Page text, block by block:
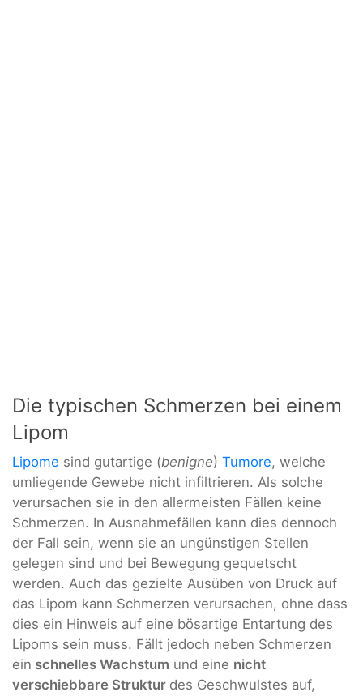
Die typischen Schmerzen bei einem
Lipom
Lipome sind gutartige (benigne) Tumore, welche
umliegende Gewebe nicht infiltrieren. Als solche
verursachen sie in den allermeisten Fällen keine
Schmerzen. In Ausnahmefällen kann dies dennoch
der Fall sein, wenn sie an ungünstigen Stellen
gelegen sind und bei Bewegung gequetscht
werden. Auch das gezielte Ausüben von Druck auf
das Lipom kann Schmerzen verursachen, ohne dass
dies ein Hinweis auf eine bösartige Entartung des
Lipoms sein muss. Fällt jedoch neben Schmerzen
ein schnelles Wachstum und eine nicht
verschiebbare Struktur des Geschwulstes auf,